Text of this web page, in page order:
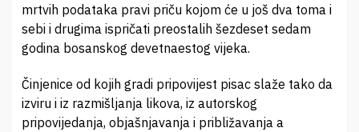
mrtvih podataka pravi priču kojom će u još dva toma i
sebi i drugima ispričati preostalih šezdeset sedam
godina bosanskog devetnaestog vijeka.
Činjenice od kojih gradi pripovijest pisac slaže tako da
izviru i iz razmišljanja likova, iz autorskog
pripovijedanja, objašnjavanja i približavanja a